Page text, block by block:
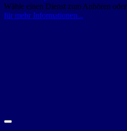
Wähle einen Dienst zum Anhören oder
für mehr Informationen...